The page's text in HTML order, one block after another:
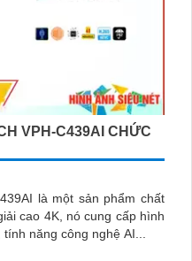
VPH-C439AI CHỨC
là một sản phẩm chất
tiết. Hơn nữa, tính năng công nghệ AI...